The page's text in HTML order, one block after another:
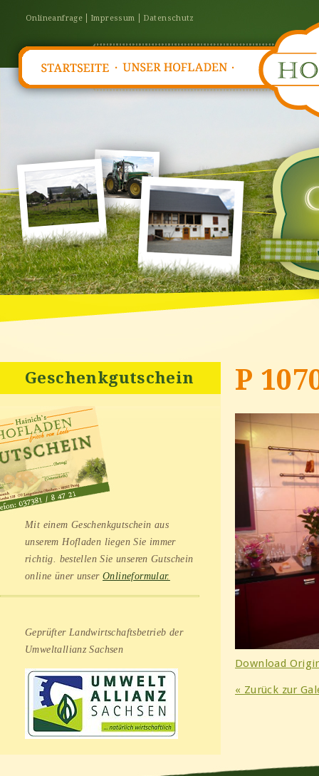
Onlineanfrage Impressum Datenschutz
Geschenkgutschein
Mit einem Geschenkgutschein aus
unserem Hofladen liegen Sie immer
richtig. bestellen Sie unseren Gutschein
online üner unserOnlineformular.
Geprüfter Landwirtschaftsbetrieb der
Umweltallianz Sachsen
P
Download
« Zurück zur